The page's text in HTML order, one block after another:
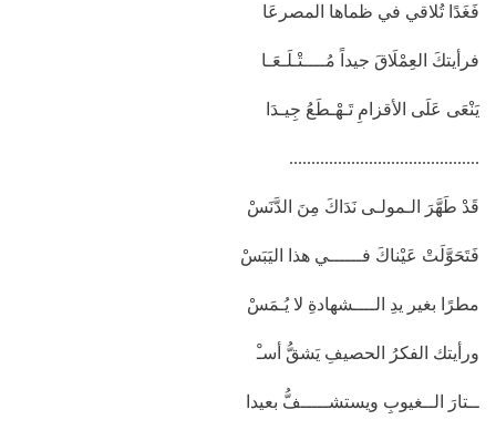
فَغَدًا تُلاقي في ظماها المصرعَا
فرأيتكَ العِمْلَاقَ جيداً مُــــتْـلَـعَـا
يَنْعَى عَلَى الأقزامِ تَـهْـطَعُ جِيـدَا
...........................................
قَدْ طَهَّرَ الـمولـى نَدَاكَ مِنَ الدَّنَسْ
فَتَحَوَّلَتْ عَيْناكَ فــــــي هذا اليَبَسْ
مطرًا بغير يدِ الــــشهادةِ لا يُـمَسْ
ورأيتك الفكرُ الحصيفِ يَشقُّ أسـْ
ــتارَ الــغيوبِ ويستشـــــفُّ بعيدا